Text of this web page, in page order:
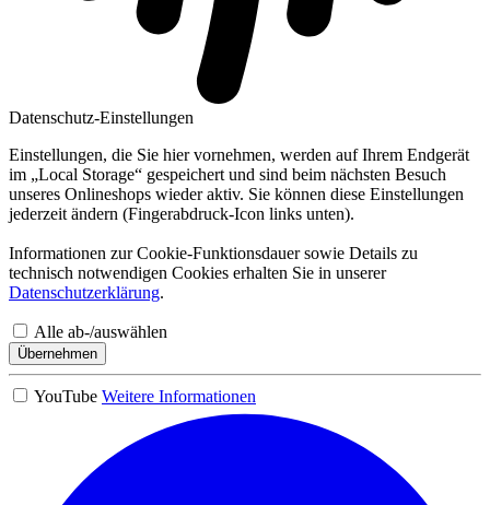
Datenschutz-Einstellungen
Einstellungen, die Sie hier vornehmen, werden auf Ihrem Endgerät
im „Local Storage“ gespeichert und sind beim nächsten Besuch
unseres Onlineshops wieder aktiv. Sie können diese Einstellungen
jederzeit ändern (Fingerabdruck-Icon links unten).
Informationen zur Cookie-Funktionsdauer sowie Details zu
technisch notwendigen Cookies erhalten Sie in unserer
Datenschutzerklärung.
Alle ab-/auswählen
Übernehmen
YouTube Weitere Informationen